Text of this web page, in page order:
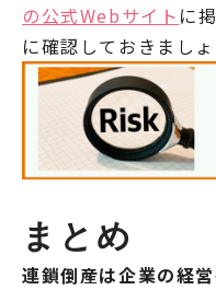
の公式Webサイト に
に確認しておきましょ
まとめ
連鎖倒産は企業の経